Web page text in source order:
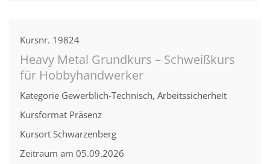
Kursnr. 19824
Heavy Metal Grundkurs – Schweißkurs
für Hobbyhandwerker
Kategorie Gewerblich-Technisch, Arbeitssicherheit
Kursformat Präsenz
Kursort Schwarzenberg
Zeitraum am 05.09.2026